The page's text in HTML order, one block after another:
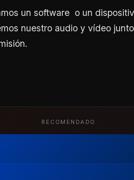
un software o un
nuestro audio y vídeo
RECOMENDADO